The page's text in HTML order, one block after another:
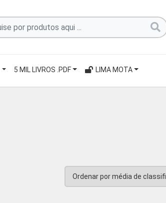
5 MIL LIVROS .PDF LIMA MOTA